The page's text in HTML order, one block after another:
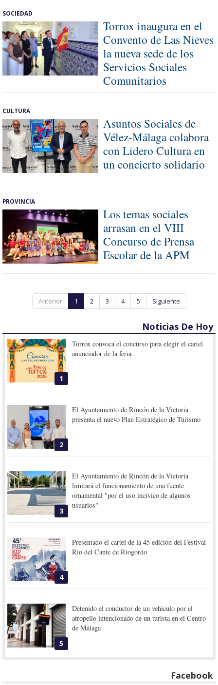
SOCIEDAD
Torrox inaugura en el
Convento de Las Nieves
la nueva sede de los
Servicios Sociales
Comunitarios
CULTURA
Asuntos Sociales de
Vélez-Málaga colabora
con Lidero Cultura en
un concierto solidario
PROVINCIA
Los temas sociales
arrasan en el VIII
Concurso de Prensa
Escolar de la APM
Anterior 1 2 3 4 5 Siguiente
Noticias De Hoy
1
Torrox convoca el concurso para elegir el cartel
anunciador de la feria
2
El Ayuntamiento de Rincón de la Victoria
presenta el nuevo Plan Estratégico de Turismo
3
El Ayuntamiento de Rincón de la Victoria
limitará el funcionamiento de una fuente
ornamental "por el uso incívico de algunos
usuarios"
4
Presentado el cartel de la 45 edición del Festival
Rio del Cante de Riogordo
5
Detenido el conductor de un vehículo por el
atropello intencionado de un turista en el Centro
de Málaga
Facebook